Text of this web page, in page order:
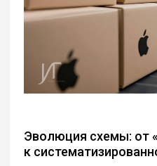
Эволюция схемы: от
к